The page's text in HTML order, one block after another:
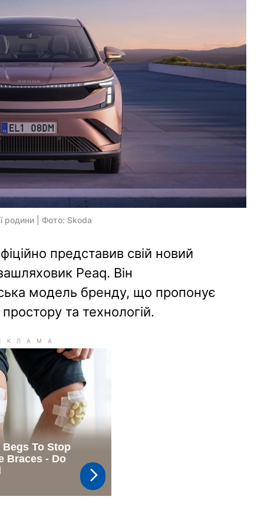
родини | Фото: Skoda
представив свій новий
Peaq. Він
модель бренду, що пропонує
та технологій.